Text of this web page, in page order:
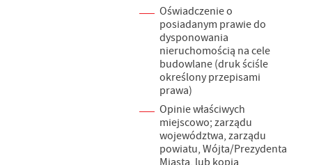
Oświadczenie o
posiadanym prawie do
dysponowania
nieruchomością na cele
budowlane (druk ściśle
określony przepisami
prawa)
Opinie właściwych
miejscowo; zarządu
województwa, zarządu
powiatu, Wójta/Prezydenta
Miasta, lub kopia